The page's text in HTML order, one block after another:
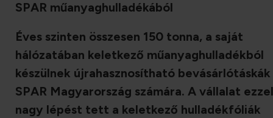
SPAR műanyaghulladékából
Éves szinten összesen 150 tonna, a saját
hálózatában keletkező műanyaghulladékból
készülnek újrahasznosítható bevásárlótáskák
SPAR Magyarország számára. A vállalat ezzel
nagy lépést tett a keletkező hulladékfóliák